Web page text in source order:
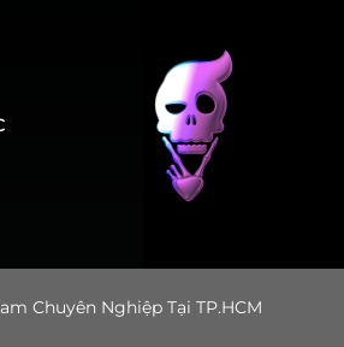
Chuyên Nghiệp Tại TP.HCM